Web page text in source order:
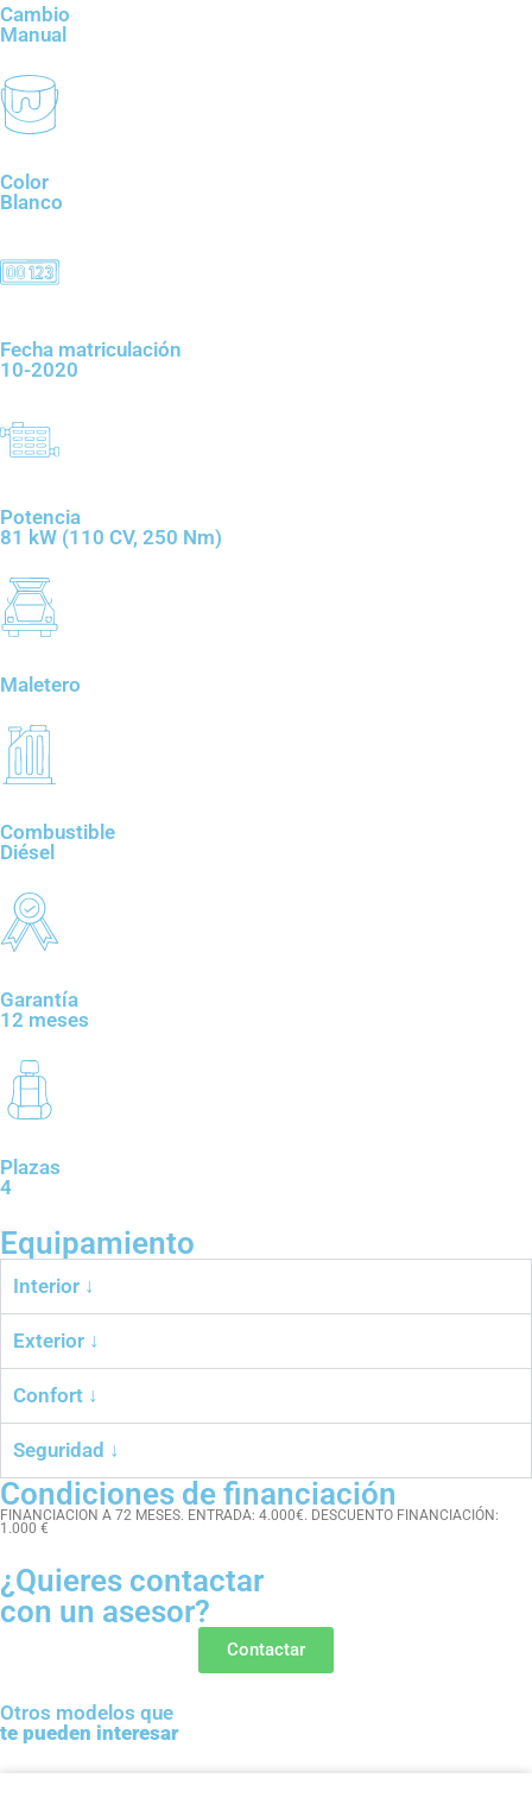
Cambio
Manual
Color
Blanco
Fecha matriculación
10-2020
Potencia
81 kW (110 CV, 250 Nm)
Maletero
Combustible
Diésel
Garantía
12 meses
Plazas
4
Equipamiento
Interior ↓
Exterior ↓
Confort ↓
Seguridad ↓
Condiciones de financiación
FINANCIACION A 72 MESES. ENTRADA: 4.000€. DESCUENTO FINANCIACIÓN:
1.000 €
¿Quieres contactar
con un asesor?
Contactar
Otros modelos que
te pueden interesar